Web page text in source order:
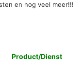
en nog veel meer!!!
Product/Dienst